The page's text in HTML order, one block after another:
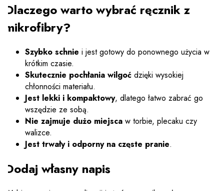
Dlaczego warto wybrać ręcznik z
mikrofibry?
Szybko schnie i jest gotowy do ponownego użycia w
krótkim czasie.
Skutecznie pochłania wilgoć dzięki wysokiej
chłonności materiału.
Jest lekki i kompaktowy, dlatego łatwo zabrać go
wszędzie ze sobą.
Nie zajmuje dużo miejsca w torbie, plecaku czy
walizce.
Jest trwały i odporny na częste pranie.
Dodaj własny napis